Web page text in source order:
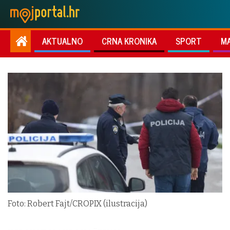
AKTUALNO CRNA KRONIKA SPORT
Foto: Robert Fajt/CROPIX (ilustracija)